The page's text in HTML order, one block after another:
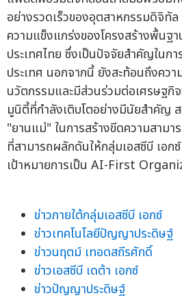
อย่างรวดเร็วของอุตสาหกรรมดิจิทั
ความแข็งแกร่งของโครงสร้างพื้นฐ
ประเทศไทย ซึ่งเป็นปัจจัยสำคัญในก
ประเทศ นอกจากนี้ ยังสะท้อนถึงควา
นวัตกรรมและมีส่วนร่วมต่อเศรษฐกิ
มูนิตี้ที่กำลังเติบโตอย่างมีนัยสำคัญ
"ยานแม่" ในการสร้างขีดความสามา
ที่สามารถผลักดันให้กลุ่มเอสซีบี เอ
เป้าหมายการเป็น AI-First
ข่าวภายใต้กลุ่มเอสซีบี เอกซ์
ข่าวเทคโนโลยีปัญญาประดิษฐ์
ข่าวนฤตม์ เทอดสถีรศักดิ์
ข่าวเอสซีบี เดต้า เอกซ์
ข่าวปัญญาประดิษฐ์